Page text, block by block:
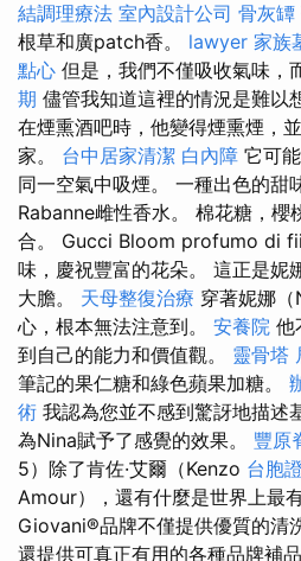
結調理療法 室內設計公司 骨灰罈
根草和廣patch香。 lawyer 家族
點心 但是，我們不僅吸收氣味，
期 儘管我知道這裡的情況是難以
在煙熏酒吧時，他變得煙熏煙，
家。 台中居家清潔 白內障 它可
同一空氣中吸煙。 一種出色的甜
Rabanne雌性香水。 棉花糖，櫻
合。 Gucci Bloom profumo di
味，慶祝豐富的花朵。 這正是妮
大膽。 天母整復治療 穿著妮娜
心，根本無法注意到。 安養院 他
到自己的能力和價值觀。 靈骨塔
筆記的果仁糖和綠色蘋果加糖。
術 我認為您並不感到驚訝地描述
為Nina賦予了感覺的效果。 豐原
5）除了肯佐·艾爾（Kenzo 台胞
Amour），還有什麼是世界上最
Giovani®品牌不僅提供優質的清
還提供可真正有用的各種品牌補品